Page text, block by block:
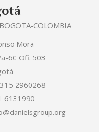
COLOMBIA
Mora
60 Ofi. 503
2960268
6131990